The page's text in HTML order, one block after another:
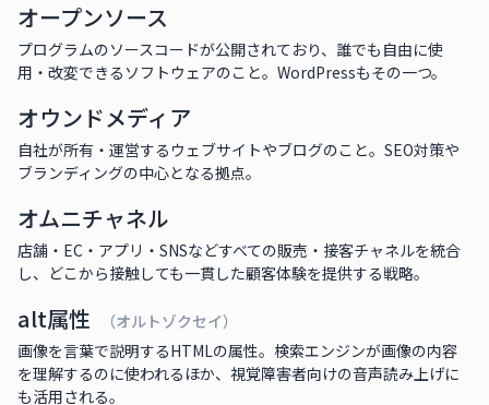
オープンソース
プログラムのソースコードが公開されており、誰でも自由に使
用・改変できるソフトウェアのこと。WordPressもその一つ。
オウンドメディア
自社が所有・運営するウェブサイトやブログのこと。SEO対策や
ブランディングの中心となる拠点。
オムニチャネル
店舗・EC・アプリ・SNSなどすべての販売・接客チャネルを統合
し、どこから接触しても一貫した顧客体験を提供する戦略。
alt属性
（オルトゾクセイ）
画像を言葉で説明するHTMLの属性。検索エンジンが画像の内容
を理解するのに使われるほか、視覚障害者向けの音声読み上げに
も活用される。